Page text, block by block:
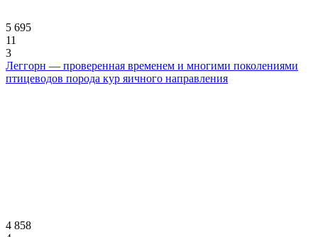
5 695
11
3
Леггорн — проверенная временем и многими поколениями
птицеводов порода кур яичного направления
4 858